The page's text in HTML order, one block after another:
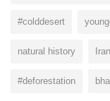
#colddesert
natural history Iran
#deforestation